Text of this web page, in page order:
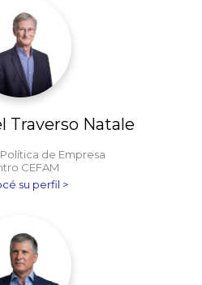
Traverso Natale
de Empresa
CEFAM
su perfil >